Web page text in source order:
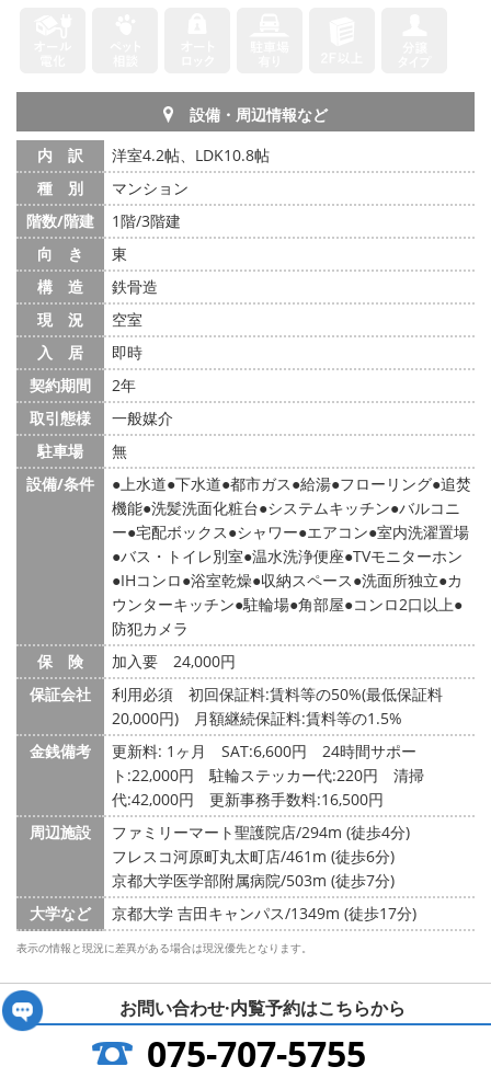
設備・周辺情報など
内 訳
洋室4.2帖、LDK10.8帖
種 別
マンション
階数/階建
1階/3階建
向 き
東
構 造
鉄骨造
現 況
空室
入 居
即時
契約期間
2年
取引態様
一般媒介
駐車場
無
設備/条件
上水道 下水道 都市ガス 給湯 フローリング 追焚
機能 洗髪洗面化粧台 システムキッチン バルコニ
ー 宅配ボックス シャワー エアコン 室内洗濯置場
バス・トイレ別室 温水洗浄便座 TVモニターホン
IHコンロ 浴室乾燥 収納スペース 洗面所独立 カ
ウンターキッチン 駐輪場 角部屋 コンロ2口以上
防犯カメラ
保 険
加入要 24,000円
保証会社
利用必須 初回保証料:賃料等の50%(最低保証料
20,000円) 月額継続保証料:賃料等の1.5%
金銭備考
更新料: 1ヶ月
SAT:6,600円 24時間サポー
ト:22,000円 駐輪ステッカー代:220円 清掃
代:42,000円 更新事務手数料:16,500円
周辺施設
ファミリーマート聖護院店/294m (徒歩4分)
フレスコ河原町丸太町店/461m (徒歩6分)
京都大学医学部附属病院/503m (徒歩7分)
大学など
京都大学 吉田キャンパス/1349m (徒歩17分)
表示の情報と現況に差異がある場合は現況優先となります。
お問い合わせ·内覧予約はこちらから
075-707-5755